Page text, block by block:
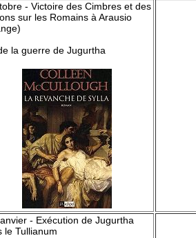
- Victoire des Cimbres et des
sur les Romains à Arausio
la guerre de Jugurtha
- Exécution de Jugurtha
le Tullianum